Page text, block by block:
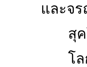
และจ
สุ
โ